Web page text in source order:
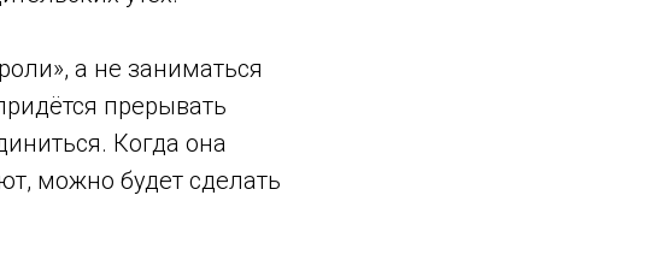
а не заниматься
прерывать
Когда она
можно будет сделать